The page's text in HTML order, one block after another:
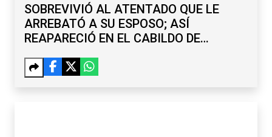
SOBREVIVIÓ AL ATENTADO QUE LE
ARREBATÓ A SU ESPOSO; ASÍ
REAPARECIÓ EN EL CABILDO DE